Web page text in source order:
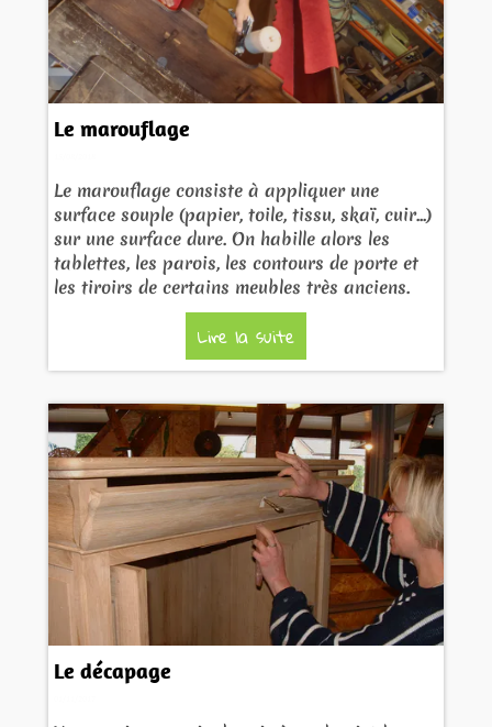
Le marouflage
Le marouflage consiste à appliquer une
surface souple (papier, toile, tissu, skaï, cuir...)
sur une surface dure. On habille alors les
tablettes, les parois, les contours de porte et
les tiroirs de certains meubles très anciens.
Lire la suite
Le décapage